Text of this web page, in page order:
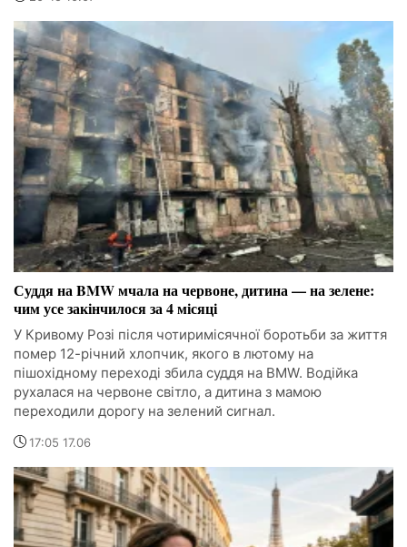
Суддя на BMW мчала на червоне, дитина — на зелене:
чим усе закінчилося за 4 місяці
У Кривому Розі після чотиримісячної боротьби за життя
помер 12-річний хлопчик, якого в лютому на
пішохідному переході збила суддя на BMW. Водійка
рухалася на червоне світло, а дитина з мамою
переходили дорогу на зелений сигнал.
17:05 17.06